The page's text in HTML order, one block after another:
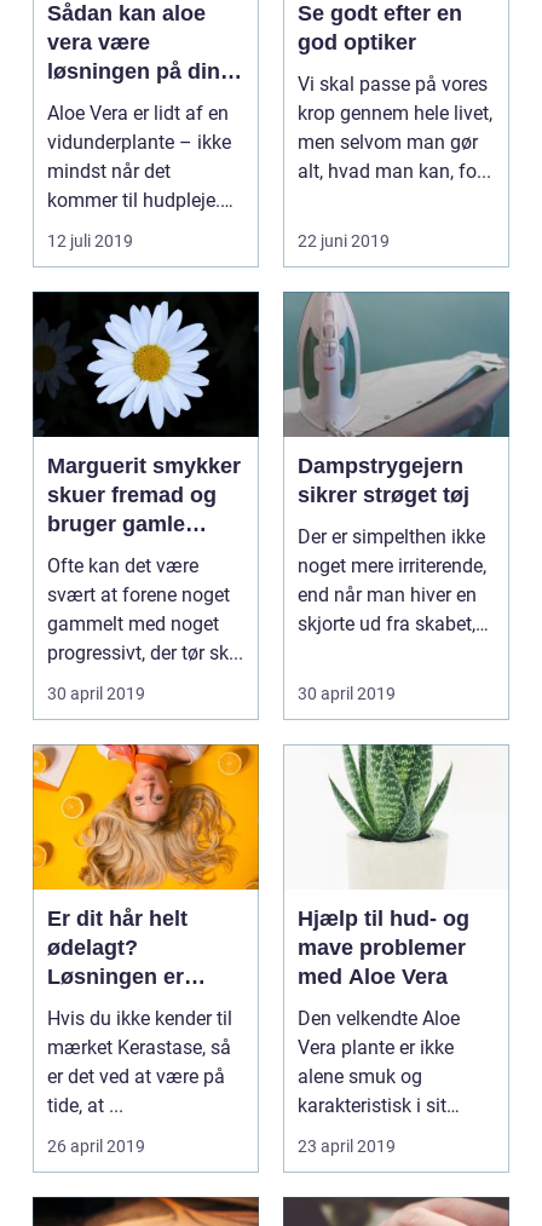
Sådan kan aloe
vera være
løsningen på dine
hudproblemer
Aloe Vera er lidt af en
vidunderplante – ikke
mindst når det
kommer til hudpleje.
De fle...
12 juli 2019
Se godt efter en
god optiker
Vi skal passe på vores
krop gennem hele livet,
men selvom man gør
alt, hvad man kan, fo...
22 juni 2019
Marguerit smykker
skuer fremad og
bruger gamle
værdier
Ofte kan det være
svært at forene noget
gammelt med noget
progressivt, der tør sk...
30 april 2019
Dampstrygejern
sikrer strøget tøj
Der er simpelthen ikke
noget mere irriterende,
end når man hiver en
skjorte ud fra skabet,
30 april 2019
Er dit hår helt
ødelagt?
Løsningen er
Kerastase!
Hvis du ikke kender til
mærket Kerastase, så
er det ved at være på
tide, at ...
26 april 2019
Hjælp til hud- og
mave problemer
med Aloe Vera
Den velkendte Aloe
Vera plante er ikke
alene smuk og
karakteristisk i sit
udtryk. Den er også ...
23 april 2019